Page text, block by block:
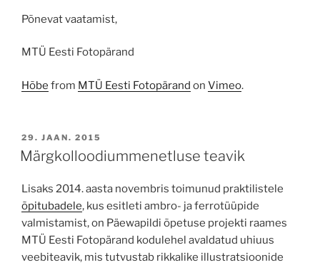
Põnevat vaatamist,
MTÜ Eesti Fotopärand
Hõbe from MTÜ Eesti Fotopärand on Vimeo.
POSTED
ON
29. JAAN. 2015
Märgkolloodiummenetluse teavik
Lisaks 2014. aasta novembris toimunud praktilistele
õpitubadele, kus esitleti ambro- ja ferrotüüpide
valmistamist, on Päewapildi õpetuse projekti raames
MTÜ Eesti Fotopärand kodulehel avaldatud uhiuus
veebiteavik, mis tutvustab rikkalike illustratsioonide